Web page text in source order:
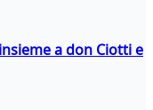
a don Ciotti e